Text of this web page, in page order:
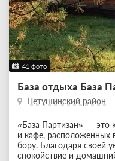
41 фото
База отдыха База
Петушинский район
«База Партизан» — это
и кафе, расположенных
бору. Благодаря своей
спокойствие и